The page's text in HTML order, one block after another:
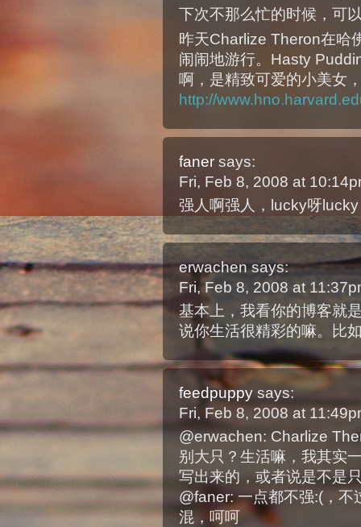
下次不那么忙的时候，可
昨天Charlize Theron在哈
闹闹地游行。Hasty
啊，是精致可爱的小美女
http://
faner says:
Fri, Feb 8, 2008 at
强人啊强人，lucky呀lucky
erwachen says:
Fri, Feb 8, 2008 at
基本上，我看你的博客就
说你生活很精彩的嘛。比
feedpuppy says:
Fri, Feb 8, 2008 at
@erwachen: Charlize
别大只？生活嘛，我其实
写出来的，或者说是不是
@faner: 一点都不强:(，
混，呵呵